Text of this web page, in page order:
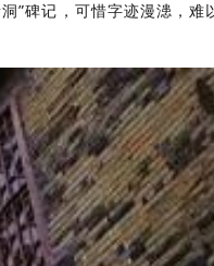
”碑记，可惜字迹漫漶 ，